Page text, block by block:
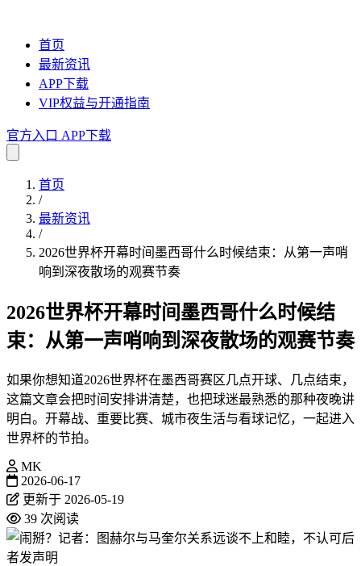
首页
最新资讯
APP下载
VIP权益与开通指南
官方入口 APP下载
首页
/
最新资讯
/
2026世界杯开幕时间墨西哥什么时候结束：从第一声哨
响到深夜散场的观赛节奏
2026世界杯开幕时间墨西哥什么时候结
束：从第一声哨响到深夜散场的观赛节奏
如果你想知道2026世界杯在墨西哥赛区几点开球、几点结束，
这篇文章会把时间安排讲清楚，也把球迷最熟悉的那种夜晚讲
明白。开幕战、重要比赛、城市夜生活与看球记忆，一起进入
世界杯的节拍。
MK
2026-06-17
更新于 2026-05-19
39 次阅读